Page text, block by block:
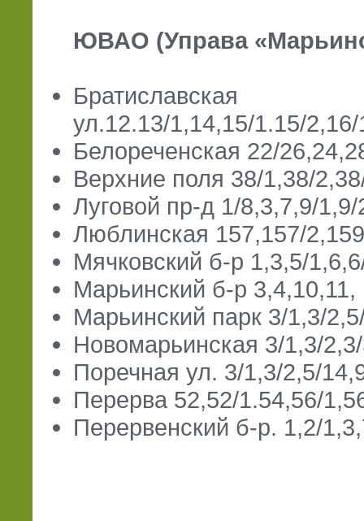
ЮВАО (Управа
Братиславская
ул.12.13/1,14,15/1.15/
Белореченская 22/
Верхние поля 38/1,38/
Луговой пр-д 1/8,3,7,9/
Люблинская 157,157/
Мячковский б-р 1,3,5/
Марьинский б-р 3,4,10,11,
Марьинский парк 3/1,3/
Новомарьинская 3/1,3/
Поречная ул. 3/1,3/2,5/
Перерва 52,52/1.54,56/
Перервенский б-р. 1,2/